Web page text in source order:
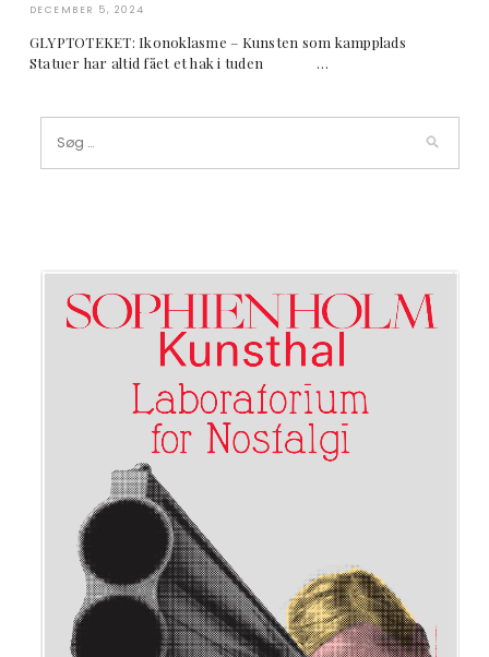
DECEMBER 5, 2024
GLYPTOTEKET: Ikonoklasme – Kunsten som kampplads
Statuer har altid fået et hak i tuden …